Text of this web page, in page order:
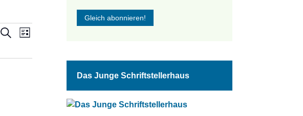
Veranstaltungen
Ansichten,
Navigation
SucheVeranstaltung
Navigation
Liste
Das Junge Schriftstellerhaus